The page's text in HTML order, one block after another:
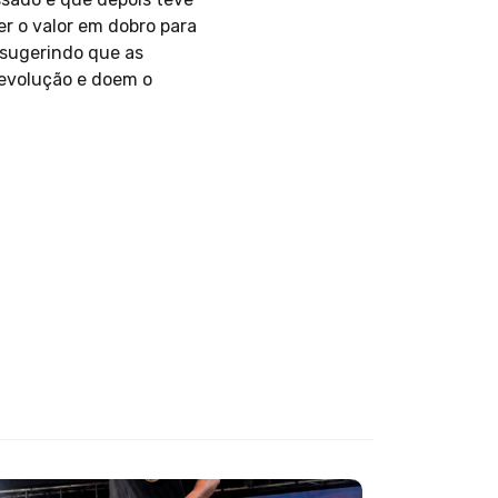
o valor em dobro para
que as
e doem o